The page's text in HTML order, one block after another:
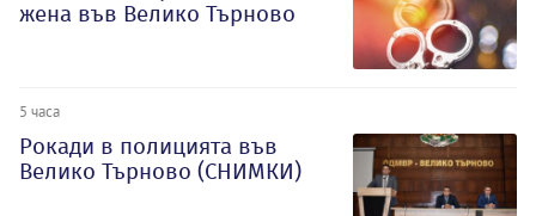
жена във Велико Търново
5 часа
Рокади в полицията във
Велико Търново (СНИМКИ)